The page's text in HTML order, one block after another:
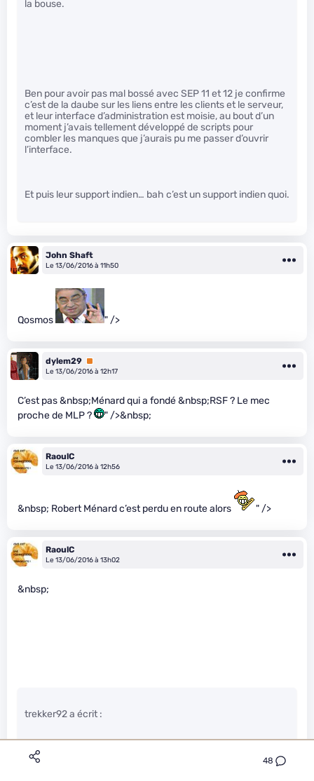
48
la bouse.
Ben pour avoir pas mal bossé avec SEP 11 et 12 je confirme
c’est de la daube sur les liens entre les clients et le serveur,
et leur interface d’administration est moisie, au bout d’un
moment j’avais tellement développé de scripts pour
combler les manques que j’aurais pu me passer d’ouvrir
l’interface.
Et puis leur support indien… bah c’est un support indien quoi.
John Shaft
Le 13/06/2016 à 11h50
Qosmos " />
dylem29 Premium
Le 13/06/2016 à 12h17
C’est pas &nbsp;Ménard qui a fondé &nbsp;RSF ? Le mec
proche de MLP ?
" />&nbsp;
RaoulC
Le 13/06/2016 à 12h56
&nbsp; Robert Ménard c’est perdu en route alors " />
RaoulC
Le 13/06/2016 à 13h02
&nbsp;
trekker92 a écrit :
sur nextinpact? parmi le peu de pro ou la grande majorité de
lycéens geeks qui ne voient pas plus loin que leur alienware